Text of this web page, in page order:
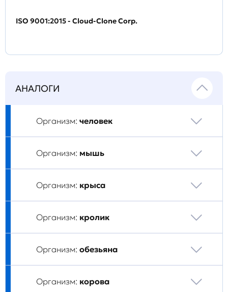
ISO 9001:2015 - Cloud-Clone Corp.
АНАЛОГИ
Организм: человек
Организм: мышь
Организм: крыса
Организм: кролик
Организм: обезьяна
Организм: корова